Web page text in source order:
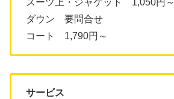
ダウン 要問合せ
コート 1,790円～
サービス